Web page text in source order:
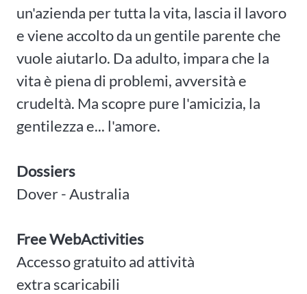
un'azienda per tutta la vita, lascia il lavoro
e viene accolto da un gentile parente che
vuole aiutarlo. Da adulto, impara che la
vita è piena di problemi, avversità e
crudeltà. Ma scopre pure l'amicizia, la
gentilezza e... l'amore.
Dossiers
Dover - Australia
Free WebActivities
Accesso gratuito ad attività
extra scaricabili